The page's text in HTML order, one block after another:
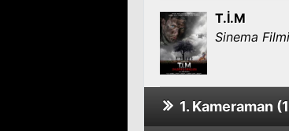
T.İ.M
Sinema Filmi
1. Kameraman